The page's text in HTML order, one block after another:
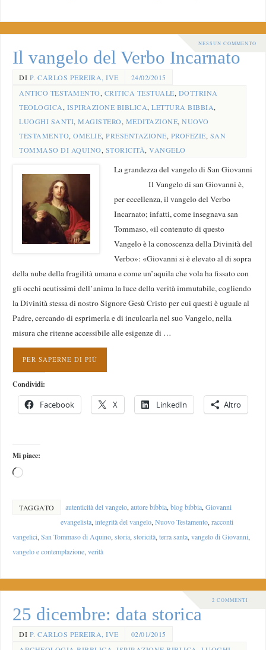
NESSUN COMMENTO
Il vangelo del Verbo Incarnato
DI P. CARLOS PEREIRA, IVE
24/02/2015
ANTICO TESTAMENTO, CRITICA TESTUALE, DOTTRINA
TEOLOGICA, ISPIRAZIONE BIBLICA,LETTURA BIBBIA,
LUOGHI SANTI,MAGISTERO, MEDITAZIONE,NUOVO
TESTAMENTO,OMELIE,PRESENTAZIONE, PROFEZIE, SAN
TOMMASO DI AQUINO, STORICITÀ,VANGELO
La grandezza del vangelo di San Giovanni
Il Vangelo di san Giovanni è,
per eccellenza, il vangelo del Verbo
Incarnato; infatti, come insegnava san
Tommaso, «il contenuto di questo
Vangelo è la conoscenza della Divinità del
Verbo»: «Giovanni si è elevato al di sopra
della nube della fragilità umana e come un’aquila che vola ha fissato con
gli occhi acutissimi dell’anima la luce della verità immutabile, cogliendo
la Divinità stessa di nostro Signore Gesù Cristo per cui questi è uguale al
Padre, cercando di esprimerla e di inculcarla nel suo Vangelo, nella
misura che ritenne accessibile alle esigenze di …
PER SAPERNE DI PIÙ
Condividi:
Facebook X LinkedIn Altro
Mi piace:
TAGGATO autenticità del vangelo, autore bibbia, blog bibbia, Giovanni
evangelista, integrità del vangelo, Nuovo Testamento, racconti
vangelici,San Tommaso di Aquino,storia,storicità,terra santa,vangelo di Giovanni,
vangelo e contemplazione,verità
2 COMMENTI
25 dicembre: data storica
DI P. CARLOS PEREIRA, IVE
02/01/2015